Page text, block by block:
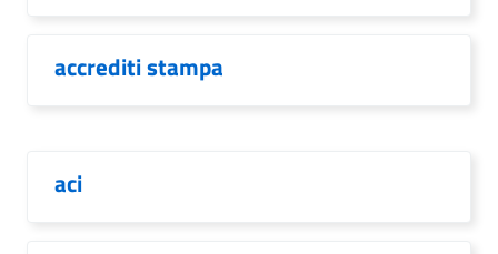
accrediti stampa
aci